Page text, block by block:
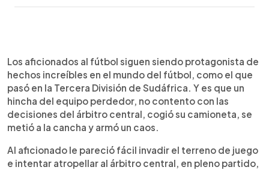
► Escuchar artículo
Los aficionados al fútbol siguen siendo protagonista de
hechos increíbles en el mundo del fútbol, como el que
pasó en la Tercera División de Sudáfrica. Y es que un
hincha del equipo perdedor, no contento con las
decisiones del árbitro central, cogió su camioneta, se
metió a la cancha y armó un caos.
Al aficionado le pareció fácil invadir el terreno de juego
e intentar atropellar al árbitro central, en pleno partido,